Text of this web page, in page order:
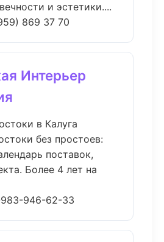
и эстетики....
869 37 70
Интерьер
в Калуга
без простоев:
поставок,
Более 4 лет на
946-62-33